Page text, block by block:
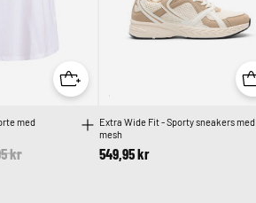
med
from
kr
Extra Wide Fit - Sporty sneakers med
mesh
549,95 kr